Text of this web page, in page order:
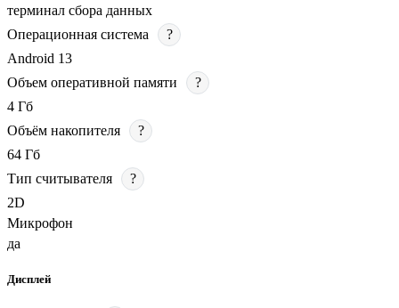
терминал сбора данных
Операционная система
?
Android 13
Объем оперативной памяти
?
4 Гб
Объём накопителя
?
64 Гб
Тип считывателя
?
2D
Микрофон
да
Дисплей